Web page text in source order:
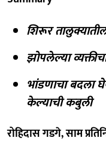
शिरूर
झोपलेल्या
भांडणाचा बदला
केल्याची कबुली
रोहिदास गडगे, साम